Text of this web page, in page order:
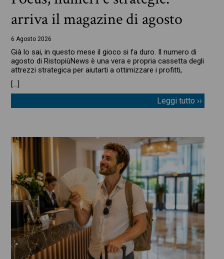
arriva il magazine di agosto
6 Agosto 2026
Già lo sai, in questo mese il gioco si fa duro. Il numero di
agosto di RistopiùNews è una vera e propria cassetta degli
attrezzi strategica per aiutarti a ottimizzare i profitti,
[…]
Leggi tutto ››